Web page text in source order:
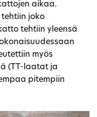
aikaa.
joko
tehtiin yleensä
myös
(TT-laatat ja
pitempiin